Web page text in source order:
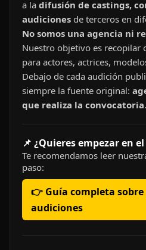
a la difusión de castings,
audiciones de terceros en
No somos una agencia ni
Nuestro objetivo es recopilar
para actores, actrices,
Debajo de cada audición
siempre la fuente original:
que realiza la convocatoria.
📌 ¿Quieres empezar en
Te recomendamos leer
paso:
👉 Guía completa
audiciones